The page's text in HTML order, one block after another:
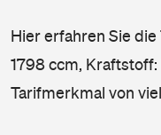
Hier erfahren Sie die
1798 ccm, Kraftstoff:
Tarifmerkmal von